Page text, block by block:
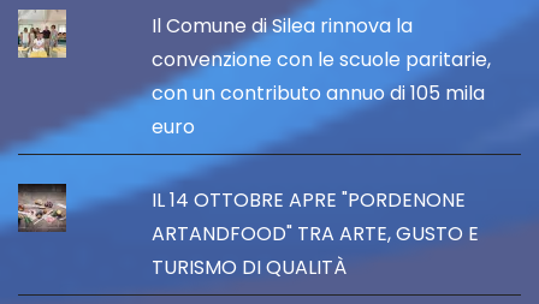
Il Comune di Silea rinnova la
convenzione con le scuole paritarie,
con un contributo annuo di 105 mila
euro
IL 14 OTTOBRE APRE "PORDENONE
ARTANDFOOD" TRA ARTE, GUSTO E
TURISMO DI QUALITÀ